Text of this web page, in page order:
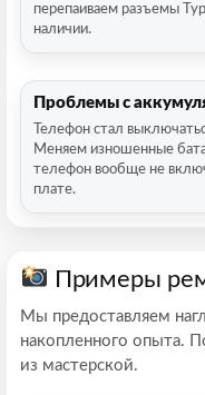
перепаиваем разъемы
наличии.
Проблемы с
Телефон стал
Меняем изношенные
телефон вообще не
плате.
Примеры
Мы предоставляем
накопленного опыта.
из мастерской.